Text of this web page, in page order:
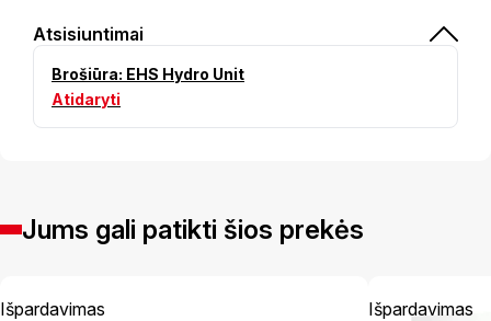
Atsisiuntimai
Brošiūra: EHS Hydro Unit
Atidaryti
Jums gali patikti šios prekės
Išpardavimas Išpardavimas